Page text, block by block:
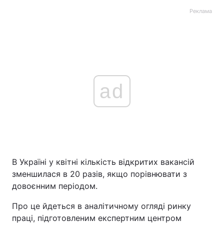
Реклама
ad
В Україні у квітні кількість відкритих вакансій
зменшилася в 20 разів, якщо порівнювати з
довоєнним періодом.
Про це йдеться в аналітичному огляді ринку
праці, підготовленим експертним центром